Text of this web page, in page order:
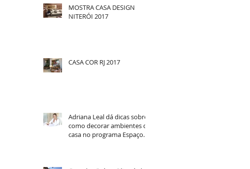
MOSTRA CASA DESIGN
NITERÓI 2017
CASA COR RJ 2017
Adriana Leal dá dicas sobre
como decorar ambientes da
casa no programa Espaço